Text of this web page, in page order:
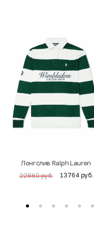
Лонгслив Ralph Lauren
22860 руб. 13764 руб.